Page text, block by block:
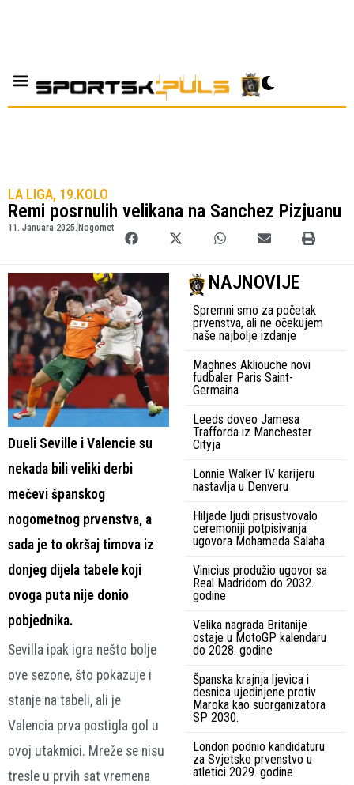
LA LIGA, 19.KOLO
Remi posrnulih velikana na Sanchez Pizjuanu
11. Januara 2025. Nogomet
Dueli Seville i Valencie su
nekada bili veliki derbi
mečevi španskog
nogometnog prvenstva, a
sada je to okršaj timova iz
donjeg dijela tabele koji
ovoga puta nije donio
pobjednika.
Sevilla ipak igra nešto bolje
ove sezone, što pokazuje i
stanje na tabeli, ali je
Valencia prva postigla gol u
ovoj utakmici. Mreže se nisu
tresle u prvih sat vremena
NAJNOVIJE
Spremni smo za početak
prvenstva, ali ne očekujem
naše najbolje izdanje
Maghnes Akliouche novi
fudbaler Paris Saint-
Germaina
Leeds doveo Jamesa
Trafforda iz Manchester
Cityja
Lonnie Walker IV karijeru
nastavlja u Denveru
Hiljade ljudi prisustvovalo
ceremoniji potpisivanja
ugovora Mohameda Salaha
Vinicius produžio ugovor sa
Real Madridom do 2032.
godine
Velika nagrada Britanije
ostaje u MotoGP kalendaru
do 2028. godine
Španska krajnja ljevica i
desnica ujedinjene protiv
Maroka kao suorganizatora
SP 2030.
London podnio kandidaturu
za Svjetsko prvenstvo u
atletici 2029. godine